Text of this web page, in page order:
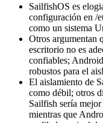
SailfishOS es
configuración en /
como un sistema
Otros argumentan
escritorio no es
confiables;
robustos para el
El aislamiento de
como débil; otros
Sailfish sería
mientras que